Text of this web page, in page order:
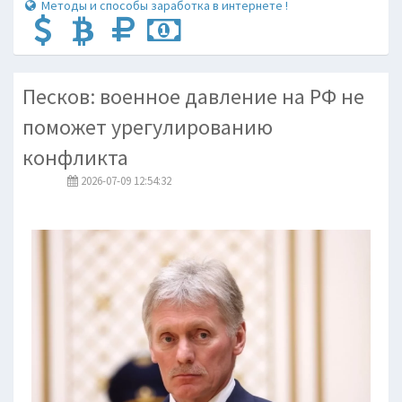
Методы и способы заработка в интернете !
Песков: военное давление на РФ не
поможет урегулированию
конфликта
2026-07-09 12:54:32